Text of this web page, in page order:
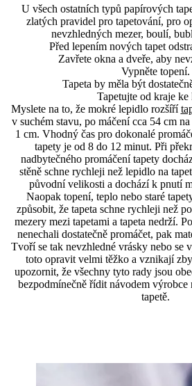
U všech ostatních typů papírových
zlatých pravidel pro tapetování, pro
nevzhledných mezer, boulí,
Před lepením nových tapet
Zavřete okna a dveře, aby
Vypněte topení.
Tapeta by měla být
Tapetujte od kraje ke
Myslete na to, že mokré lepidlo rozšíří
v suchém stavu, po máčení cca 54 cm
1 cm. Vhodný čas pro dokonalé
tapety je od 8 do 12 minut. Při
nadbytečného promáčení tapety
stěně schne rychleji než lepidlo na
původní velikosti a dochází k pnutí
Naopak topení, teplo nebo staré
způsobit, že tapeta schne rychleji než
mezery mezi tapetami a tapeta nedrží.
nenechali dostatečně promáčet, pak
Tvoří se tak nevzhledné vrásky nebo se
toto opravit velmi těžko a vznikají
upozornit, že všechny tyto rady jsou
bezpodmínečně řídit návodem výrobce
tapetě.